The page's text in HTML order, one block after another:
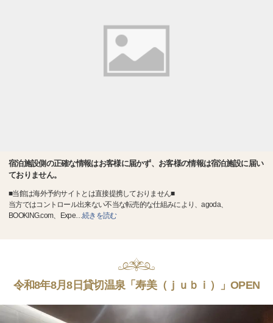
宿泊施設側の正確な情報はお客様に届かず、お客様の情報は宿泊施設に届い
ておりません。
■当館は海外予約サイトとは直接提携しておりません■
当方ではコントロール出来ない不当な転売的な仕組みにより、agoda、
BOOKING.com、Expe…続きを読む
令和8年8月8日貸切温泉「寿美（ｊｕｂｉ）」OPEN